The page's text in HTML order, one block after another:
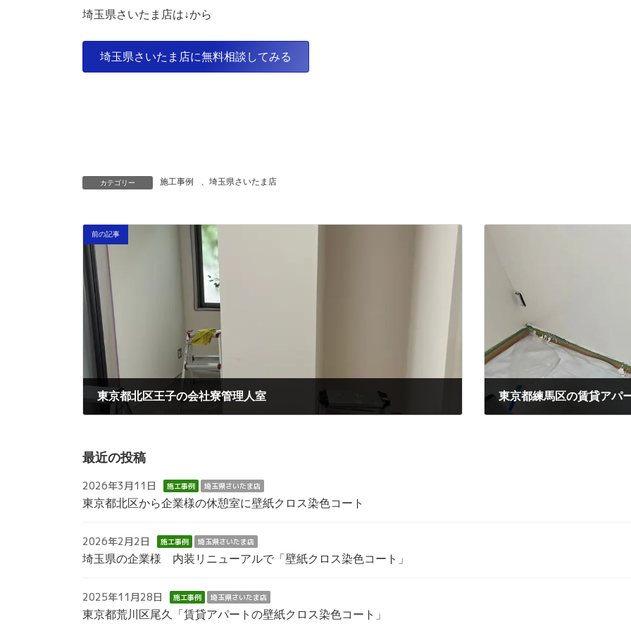
埼玉県さいたま店は↓から
埼玉県さいたま店に無料相談してみる
カテゴリー 施工事例 、 埼玉県さいたま店
前の記事
東京都北区王子の会社寮管理人室 東京都練馬区の賃貸アパ
最近の投稿
2026年3月11日 施工事例 埼玉県さいたま店
東京都北区から企業様の休憩室に壁紙クロス染色コート
2026年2月2日 施工事例 埼玉県さいたま店
埼玉県の企業様 内装リニューアルで「壁紙クロス染色コート」
2025年11月28日 施工事例 埼玉県さいたま店
東京都荒川区尾久「賃貸アパートの壁紙クロス染色コート」